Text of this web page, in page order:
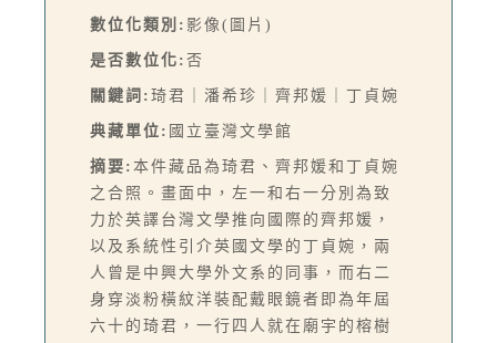
數位化類別: 影像(圖片)
是否數位化: 否
關鍵詞: 琦君｜潘希珍｜齊邦媛｜丁貞婉
典藏單位: 國立臺灣文學館
摘要: 本件藏品為琦君、齊邦媛和丁貞婉
之合照。畫面中，左一和右一分別為致
力於英譯台灣文學推向國際的齊邦媛，
以及系統性引介英國文學的丁貞婉，兩
人曾是中興大學外文系的同事，而右二
身穿淡粉橫紋洋裝配戴眼鏡者即為年屆
六十的琦君，一行四人就在廟宇的榕樹